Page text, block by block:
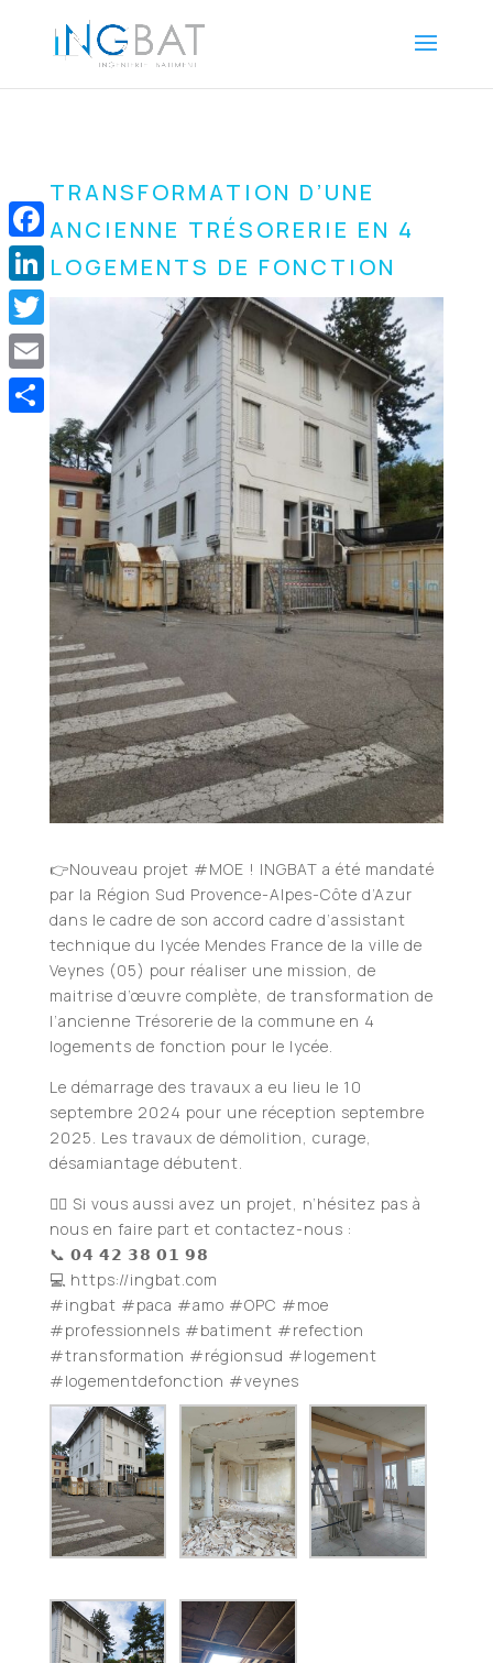
TRANSFORMATION D’UNE
ANCIENNE TRÉSORERIE EN 4
LOGEMENTS DE FONCTION
👉Nouveau projet #MOE ! INGBAT a été mandaté
par la Région Sud Provence-Alpes-Côte d’Azur
dans le cadre de son accord cadre d’assistant
technique du lycée Mendes France de la ville de
Veynes (05) pour réaliser une mission, de
maitrise d’œuvre complète, de transformation de
l’ancienne Trésorerie de la commune en 4
logements de fonction pour le lycée.
Le démarrage des travaux a eu lieu le 10
septembre 2024 pour une réception septembre
2025. Les travaux de démolition, curage,
désamiantage débutent.
👉🏻 Si vous aussi avez un projet, n’hésitez pas à
nous en faire part et contactez-nous :
📞 𝟬𝟰 𝟰𝟮 𝟯𝟴 𝟬𝟭 𝟵𝟴
💻 https://ingbat.com
#ingbat #paca #amo #OPC #moe
#professionnels #batiment #refection
#transformation #régionsud #logement
#logementdefonction #veynes
Facebook
LinkedIn
Twitter
Email